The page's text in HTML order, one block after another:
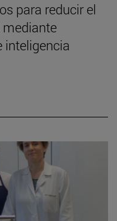
para reducir el
inteligencia